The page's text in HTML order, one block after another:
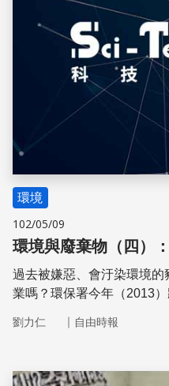
環境
102/05/09
環境與廢棄物（四）
過去被嫌惡、會汙染環境
業嗎？環保署今年（2013
轉化成對環境有益的綠能
劉力仁 ｜ 自由時報